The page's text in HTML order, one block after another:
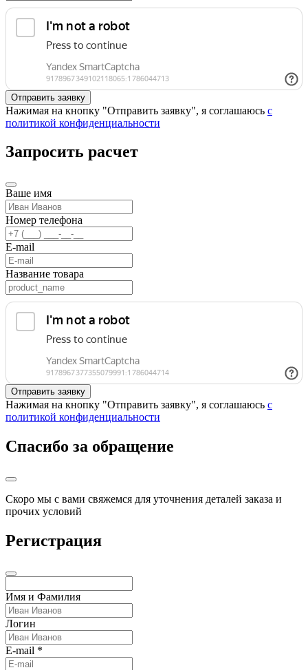
Нажимая на кнопку "Отправить заявку", я соглашаюсь с
политикой конфиденциальности
Запросить расчет
Ваше имя
Номер телефона
E-mail
Название товара
Нажимая на кнопку "Отправить заявку", я соглашаюсь с
политикой конфиденциальности
Спасибо за обращение
Скоро мы с вами свяжемся для уточнения деталей заказа и
прочих условий
Регистрация
Имя и Фамилия
Логин
E-mail *